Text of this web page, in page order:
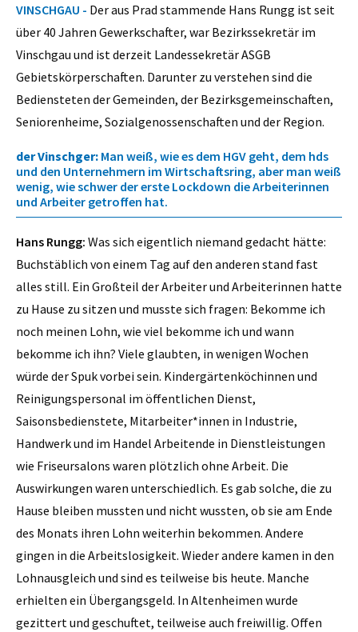
VINSCHGAU - Der aus Prad stammende Hans Rungg ist seit
über 40 Jahren Gewerkschafter, war Bezirkssekretär im
Vinschgau und ist derzeit Landessekretär ASGB
Gebietskörperschaften. Darunter zu verstehen sind die
Bediensteten der Gemeinden, der Bezirksgemeinschaften,
Seniorenheime, Sozialgenossenschaften und der Region.
der Vinschger: Man weiß, wie es dem HGV geht, dem hds
und den Unternehmern im Wirtschaftsring, aber man weiß
wenig, wie schwer der erste Lockdown die Arbeiterinnen
und Arbeiter getroffen hat.
Hans Rungg: Was sich eigentlich niemand gedacht hätte:
Buchstäblich von einem Tag auf den anderen stand fast
alles still. Ein Großteil der Arbeiter und Arbeiterinnen hatte
zu Hause zu sitzen und musste sich fragen: Bekomme ich
noch meinen Lohn, wie viel bekomme ich und wann
bekomme ich ihn? Viele glaubten, in wenigen Wochen
würde der Spuk vorbei sein. Kindergärtenköchinnen und
Reinigungspersonal im öffentlichen Dienst,
Saisonsbedienstete, Mitarbeiter*innen in Industrie,
Handwerk und im Handel Arbeitende in Dienstleistungen
wie Friseursalons waren plötzlich ohne Arbeit. Die
Auswirkungen waren unterschiedlich. Es gab solche, die zu
Hause bleiben mussten und nicht wussten, ob sie am Ende
des Monats ihren Lohn weiterhin bekommen. Andere
gingen in die Arbeitslosigkeit. Wieder andere kamen in den
Lohnausgleich und sind es teilweise bis heute. Manche
erhielten ein Übergangsgeld. In Altenheimen wurde
gezittert und geschuftet, teilweise auch freiwillig. Offen